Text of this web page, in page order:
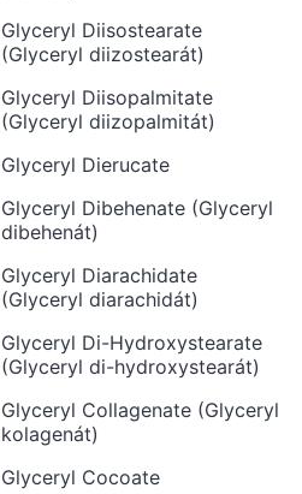
Glyceryl Diisostearate
(Glyceryl diizostearát)
Glyceryl Diisopalmitate
(Glyceryl diizopalmitát)
Glyceryl Dierucate
Glyceryl Dibehenate (Glyceryl
dibehenát)
Glyceryl Diarachidate
(Glyceryl diarachidát)
Glyceryl Di-Hydroxystearate
(Glyceryl di-hydroxystearát)
Glyceryl Collagenate (Glyceryl
kolagenát)
Glyceryl Cocoate